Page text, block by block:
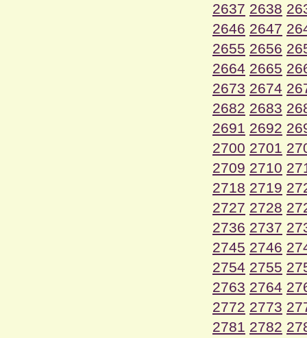
2637 2638
2646 2647
2655 2656
2664 2665
2673 2674
2682 2683
2691 2692
2700 2701
2709 2710
2718 2719
2727 2728
2736 2737
2745 2746
2754 2755
2763 2764
2772 2773
2781 2782